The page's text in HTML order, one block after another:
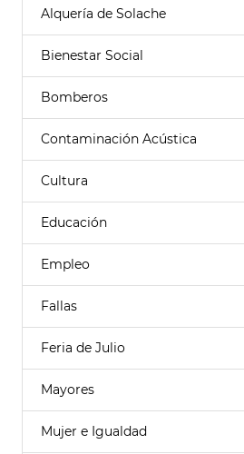
Alquería de Solache
Bienestar Social
Bomberos
Contaminación Acústica
Cultura
Educación
Empleo
Fallas
Feria de Julio
Mayores
Mujer e Igualdad